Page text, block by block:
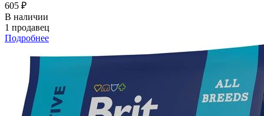
605 ₽
В наличии
1 продавец
Подробнее